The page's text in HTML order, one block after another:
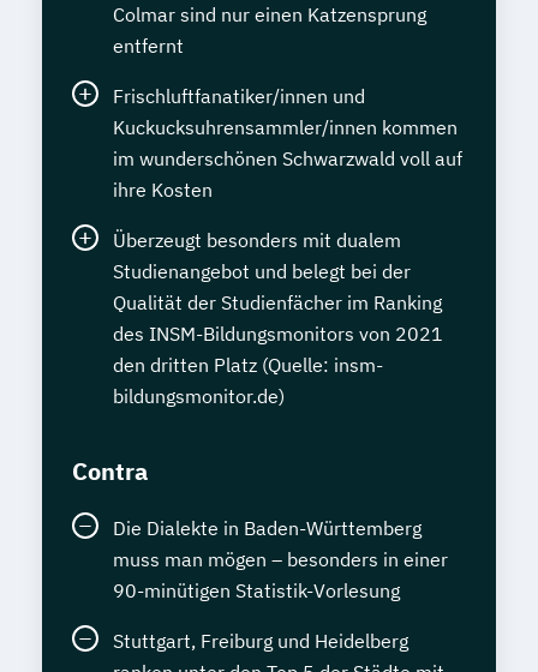
Colmar sind nur einen Katzensprung
entfernt
Frischluftfanatiker/innen und
Kuckucksuhrensammler/innen kommen
im wunderschönen Schwarzwald voll auf
ihre Kosten
Überzeugt besonders mit dualem
Studienangebot und belegt bei der
Qualität der Studienfächer im Ranking
des INSM-Bildungsmonitors von 2021
den dritten Platz (Quelle: insm-
bildungsmonitor.de)
Contra
Die Dialekte in Baden-Württemberg
muss man mögen – besonders in einer
90-minütigen Statistik-Vorlesung
Stuttgart, Freiburg und Heidelberg